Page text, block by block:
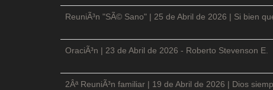
ReuniÃ³n "SÃ© Sano" | 25 de Abril de 2026 | Si bien
OraciÃ³n | 23 de Abril de 2026 - Roberto Stevenson E.
2Âª ReuniÃ³n familiar | 19 de Abril de 2026 | Dios